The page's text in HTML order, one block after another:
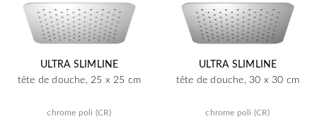
ULTRA SLIMLINE
tête de douche, 25 x 25 cm
chrome poli (CR)
ULTRA SLIMLINE
tête de douche, 30 x 30 cm
chrome poli (CR)